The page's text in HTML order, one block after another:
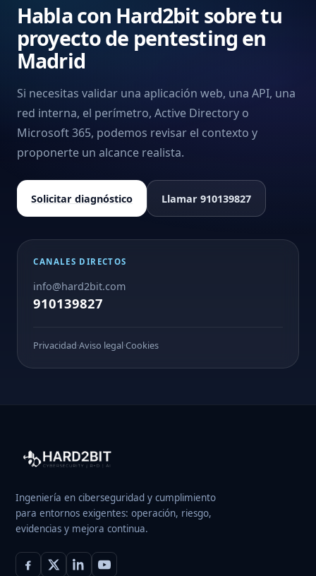
Habla con Hard2bit sobre tu
proyecto de pentesting en
Madrid
Si necesitas validar una aplicación web, una API, una
red interna, el perímetro, Active Directory o
Microsoft 365, podemos revisar el contexto y
proponerte un alcance realista.
Solicitar diagnóstico Llamar 910139827
CANALES DIRECTOS
info@hard2bit.com
910139827
Privacidad·Aviso legal·Cookies
Ingeniería en ciberseguridad y cumplimiento
para entornos exigentes: operación, riesgo,
evidencias y mejora continua.